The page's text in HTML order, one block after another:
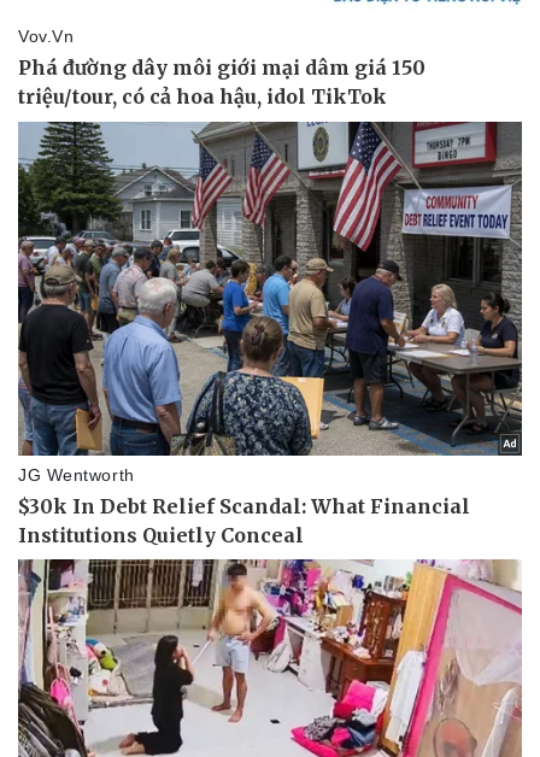
Thể thao
Bóng đá
Lịch thi đấu bóng đá
Thế giới thể thao
eSports
Hậu trường
Ô tô - Xe máy
Ô tô
Xe máy
Tư vấn